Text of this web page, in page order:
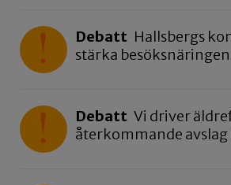
Debatt Hallsbergs
stärka
Debatt Vi driver
återkommande avslag